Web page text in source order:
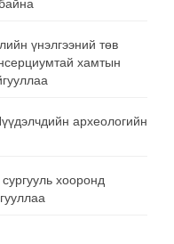
үнэлгээний төв
хамтын
археологийн
хооронд